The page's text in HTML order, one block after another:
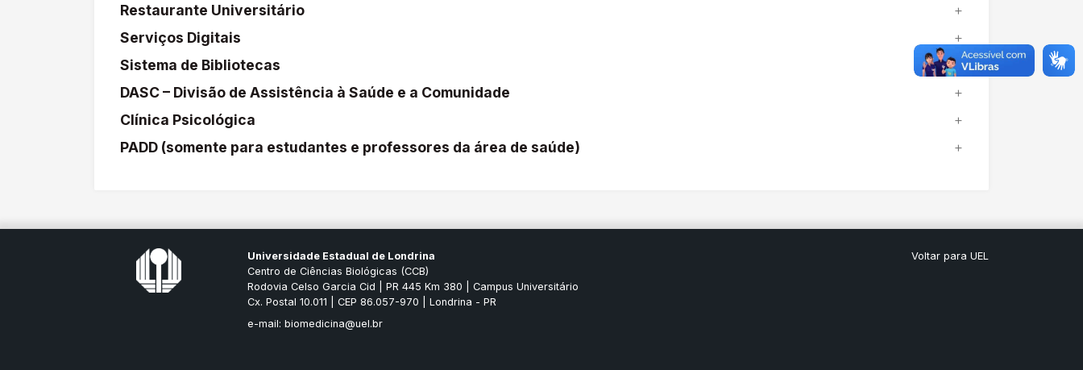
Restaurante Universitário
Serviços Digitais
Sistema de Bibliotecas
DASC – Divisão de Assistência à Saúde e a Comunidade
Clínica Psicológica
PADD (somente para estudantes e professores da área de saúde)
Universidade Estadual de Londrina
Centro de Ciências Biológicas (CCB)
Rodovia Celso Garcia Cid | PR 445 Km 380 | Campus Universitário
Cx. Postal 10.011 | CEP 86.057-970 | Londrina - PR
e-mail: biomedicina@uel.br
Voltar para UEL